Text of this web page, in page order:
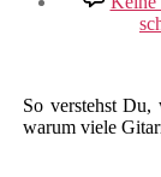
So verstehst
warum viele